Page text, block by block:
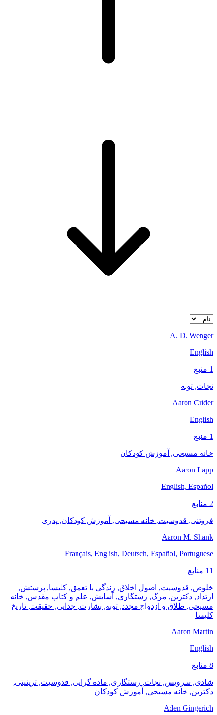
A. D. Wenger
English
1 منبع
نجات, توبه
Aaron Crider
English
1 منبع
خانه مسیحی, آموزش کودکان
Aaron Lapp
English, Español
2 منابع
فروتنی, قدوسیت, خانه مسیحی, آموزش کودکان, پدری
Aaron M. Shank
Français, English, Deutsch, Español, Portuguese
11 منابع
خلوص, قدوسیت, اصول اخلاق, زندگی با تعمق, کلیسا, پرستش,
ارتداد, دکترین, مرگ, رستگاری, آسایش, علم و کتاب مقدس, خانه
مسیحی, طلاق و ازدواج مجدد, توبه, بشارت, جدایی, حقیقت, تاریخ
کلیسا
Aaron Martin
English
8 منابع
شادی, سرویس, نجات, رستگاری, ماده گرایی, قدوسیت, ترینیتی,
دکترین, خانه مسیحی, آموزش کودکان
Aden Gingerich